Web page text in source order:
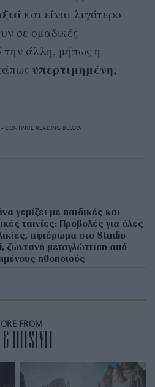
και είναι λιγότερο
σε ομαδικές
την άλλη, μήπως η
υπερτιμημένη;
- CONTINUE READING BELOW
γεμίζει με παιδικές και
ταινίες: Προβολές για όλες
αφιέρωμα στο Studio
ζωντανή μεταγλώττιση από
ηθοποιούς
FROM
LIFESTYLE